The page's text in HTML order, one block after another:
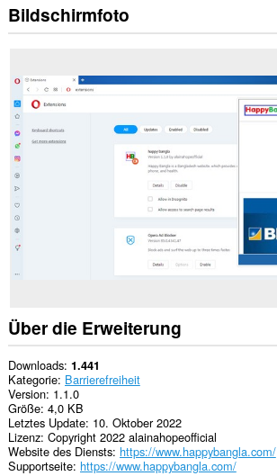
Bildschirmfoto
Über die Erweiterung
Downloads 1.441
Kategorie Barrierefreiheit
Version 1.1.0
Größe 4,0 KB
Letztes Update 10. Oktober 2022
Lizenz Copyright 2022 alainahopeofficial
Website des Diensts https://www.happybangla.com/
Supportseite https://www.happybangla.com/